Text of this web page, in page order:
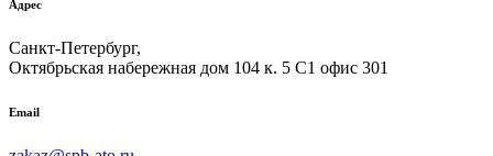
Адрес
Санкт-Петербург,
Октябрьская набережная дом 104 к. 5 С1 офис 301
Email